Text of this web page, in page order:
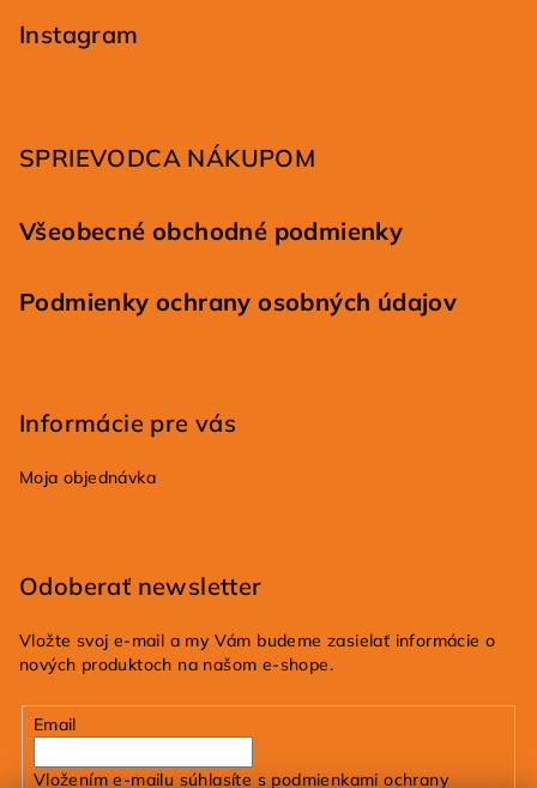
Instagram
SPRIEVODCA NÁKUPOM
Všeobecné obchodné podmienky
Podmienky ochrany osobných údajov
Informácie pre vás
Moja objednávka
Odoberať newsletter
Vložte svoj e-mail a my Vám budeme zasielať informácie o
nových produktoch na našom e-shope.
Email
Vložením e-mailu súhlasíte s podmienkami ochrany